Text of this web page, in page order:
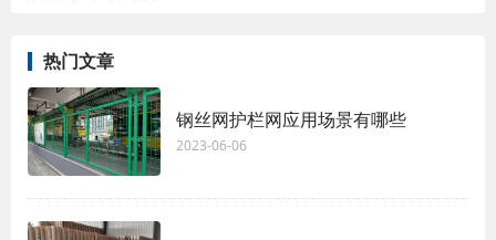
热门文章
钢丝网护栏网应用场景有哪些
2023-06-06